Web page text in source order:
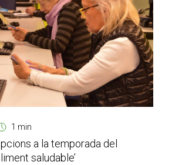
1 min
a la temporada del
saludable’